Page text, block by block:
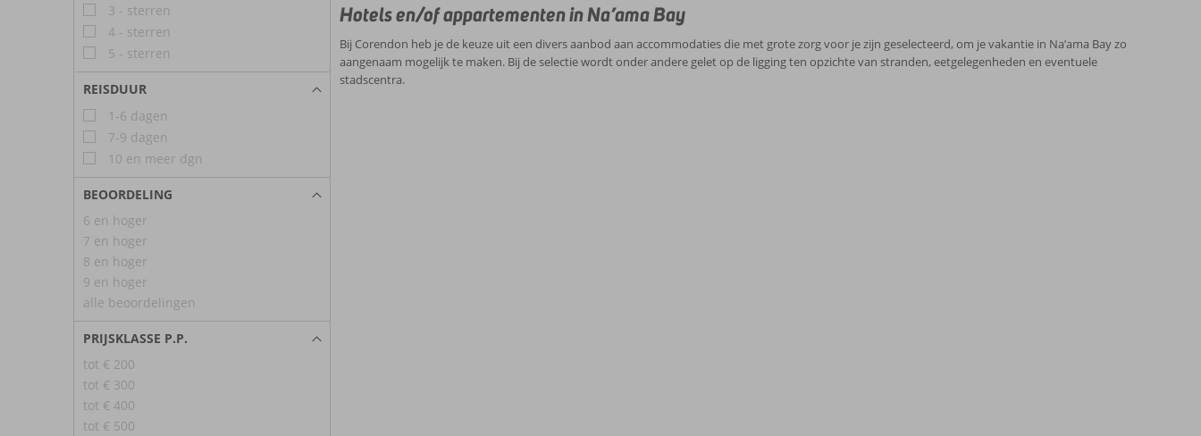
3 - sterren
4 - sterren
5 - sterren
REISDUUR
1-6 dagen
7-9 dagen
10 en meer dgn
BEOORDELING
6 en hoger
7 en hoger
8 en hoger
9 en hoger
alle beoordelingen
PRIJSKLASSE P.P.
tot € 200
tot € 300
tot € 400
tot € 500
Hotels en/of appartementen in Na’ama Bay
Bij Corendon heb je de keuze uit een divers aanbod aan accommodaties die met grote zorg voor je zijn geselecteerd, om je vakantie in Na’ama Bay zo
aangenaam mogelijk te maken. Bij de selectie wordt onder andere gelet op de ligging ten opzichte van stranden, eetgelegenheden en eventuele
stadscentra.